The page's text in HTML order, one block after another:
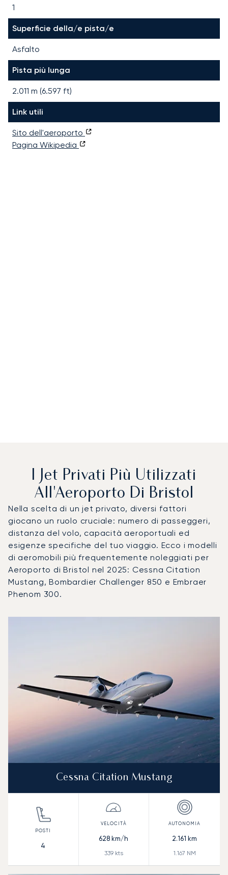
1
Superficie della/e pista/e
Asfalto
Pista più lunga
2.011 m (6.597 ft)
Link utili
Sito dell'aeroporto
Pagina Wikipedia
I Jet Privati Più Utilizzati
All'Aeroporto Di Bristol
Nella scelta di un jet privato, diversi fattori
giocano un ruolo cruciale: numero di passeggeri,
distanza del volo, capacità aeroportuali ed
esigenze specifiche del tuo viaggio. Ecco i modelli
di aeromobili più frequentemente noleggiati per
Aeroporto di Bristol nel 2025: Cessna Citation
Mustang, Bombardier Challenger 850 e Embraer
Phenom 300.
Cessna Citation Mustang
4
628 km/h
339kts
2.161 km
1.167 NM